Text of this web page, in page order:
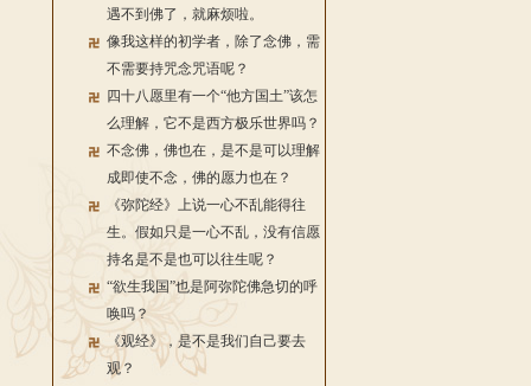
遇不到佛了，就麻烦啦。
像我这样的初学者，除了念佛，需
不需要持咒念咒语呢？
四十八愿里有一个“他方国土”该怎
么理解，它不是西方极乐世界吗？
不念佛，佛也在，是不是可以理解
成即使不念，佛的愿力也在？
《弥陀经》上说一心不乱能得往
生。假如只是一心不乱，没有信愿
持名是不是也可以往生呢？
“欲生我国”也是阿弥陀佛急切的呼
唤吗？
《观经》，是不是我们自己要去
观？